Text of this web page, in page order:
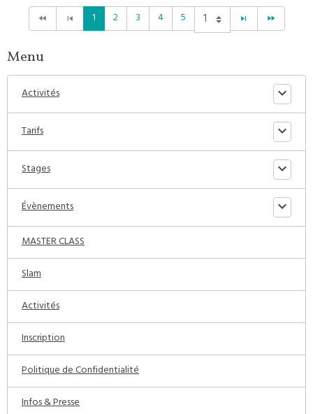
1 2 3 4 5
Menu
Activités
Tarifs
Stages
Évènements
MASTER CLASS
Slam
Activités
Inscription
Politique de Confidentialité
Infos & Presse